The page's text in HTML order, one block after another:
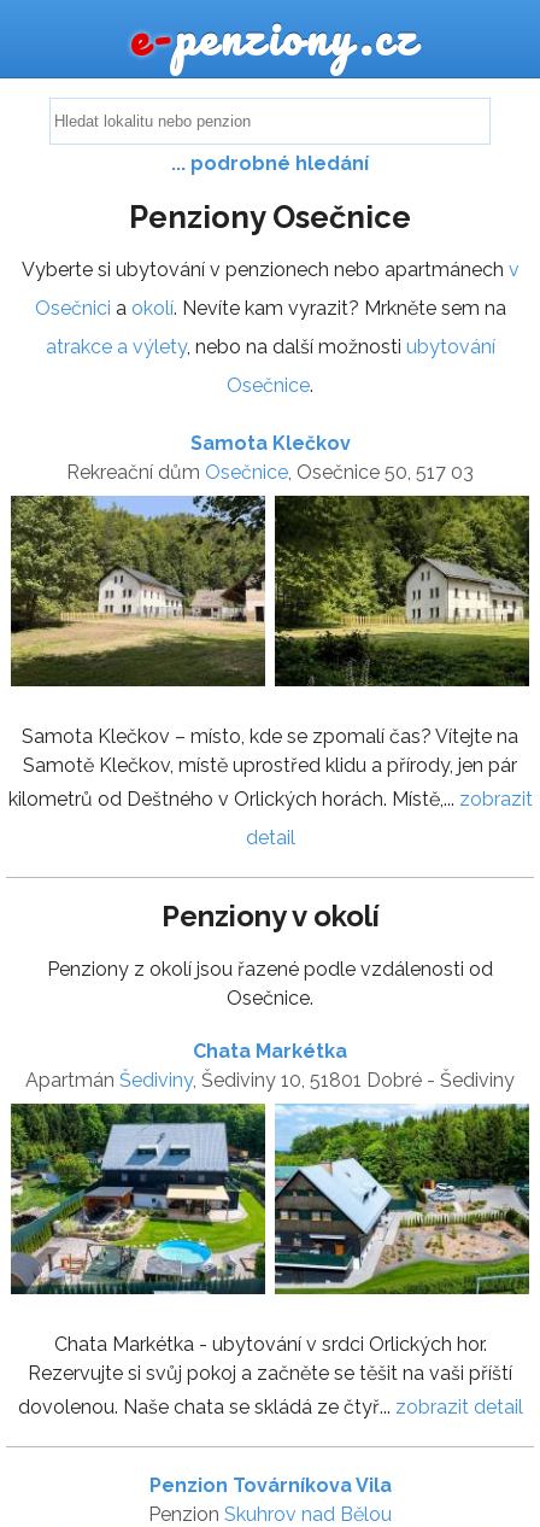
e-penziony.cz
... podrobné hledání
Penziony Osečnice
Vyberte si ubytování v penzionech nebo apartmánech v
Osečnici a okolí. Nevíte kam vyrazit? Mrkněte sem na
atrakce a výlety, nebo na další možnosti ubytování
Osečnice.
Samota Klečkov
Rekreační dům Osečnice , Osečnice 50, 517 03
Samota Klečkov – místo, kde se zpomalí čas? Vítejte na
Samotě Klečkov, místě uprostřed klidu a přírody, jen pár
kilometrů od Deštného v Orlických horách. Místě,... zobrazit
detail
Penziony v okolí
Penziony z okolí jsou řazené podle vzdálenosti od
Osečnice.
Chata Markétka
Apartmán Šediviny, Šediviny 10, 51801 Dobré - Šediviny
Chata Markétka - ubytování v srdci Orlických hor.
Rezervujte si svůj pokoj a začněte se těšit na vaši příští
dovolenou. Naše chata se skládá ze čtyř... zobrazit detail
Penzion Továrníkova Vila
Penzion Skuhrov nad Bělou